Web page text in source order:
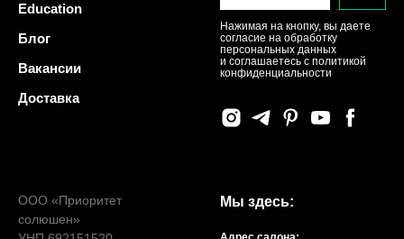
Education
Блог
Вакансии
Доставка
Нажимая на кнопку, вы даете
согласие на обработку
персональных данных
и соглашаетесь c политикой
конфиденциальности
ООО «Приоритет
солюшен»
Мы здесь: